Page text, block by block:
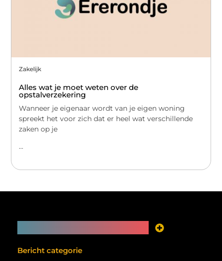
Zakelijk
Alles wat je moet weten over de
opstalverzekering
Wanneer je eigenaar wordt van je eigen woning
spreekt het voor zich dat er heel wat verschillende
zaken op je
...
Bericht categorie